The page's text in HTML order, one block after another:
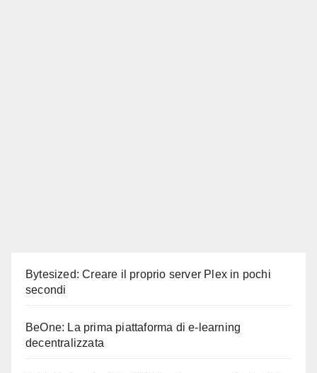
Bytesized: Creare il proprio server Plex in pochi
secondi
BeOne: La prima piattaforma di e-learning
decentralizzata